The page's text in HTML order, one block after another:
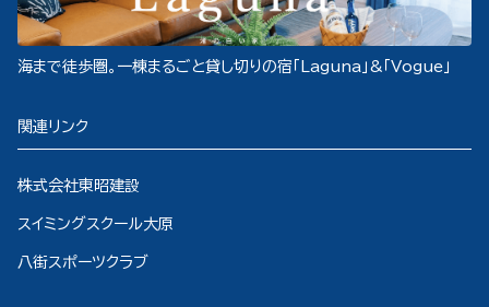
海まで徒歩圏。一棟まるごと貸し切りの宿「Laguna」&「Vogue」
関連リンク
株式会社東昭建設
スイミングスクール大原
八街スポーツクラブ